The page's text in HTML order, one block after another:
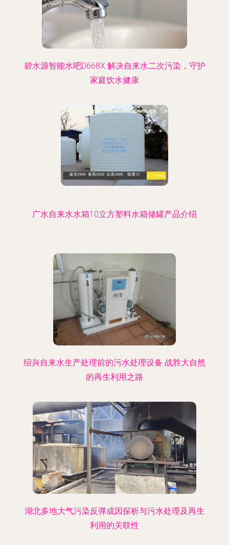
碧水源智能水吧D668X 解决自来水二次污染，守护
家庭饮水健康
广水自来水水箱10立方塑料水箱储罐产品介绍
绍兴自来水生产处理前的污水处理设备 战胜大自然
的再生利用之路
湖北多地大气污染反弹成因探析与污水处理及再生
利用的关联性